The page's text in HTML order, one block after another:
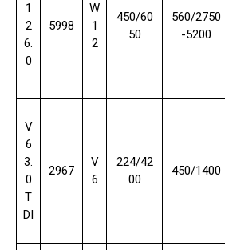
1
2
6.
0
5998
W
1
2
450/60
50
560/2750
-5200
V
6
3.
0
T
DI
2967
V
6
224/42
00
450/1400